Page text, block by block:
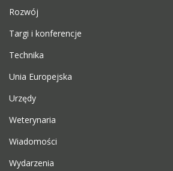
Rozwój
Targi i konferencje
Technika
Unia Europejska
Urzędy
Weterynaria
Wiadomości
Wydarzenia